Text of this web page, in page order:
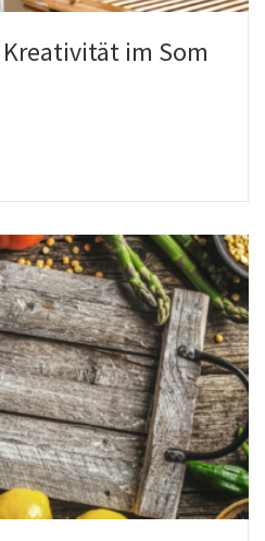
im Som